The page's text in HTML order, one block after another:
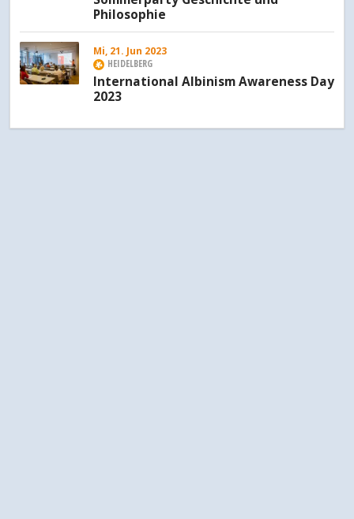
Philosophie
Mi, 21. Jun 2023
HEIDELBERG
International Albinism Awareness Day
2023